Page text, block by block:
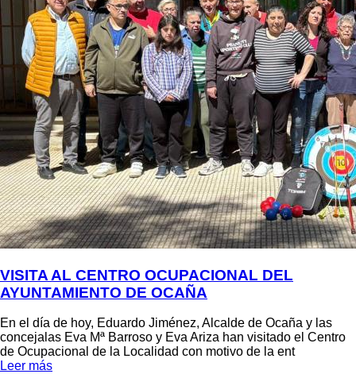
VISITA AL CENTRO OCUPACIONAL DEL
AYUNTAMIENTO DE OCAÑA
En el día de hoy, Eduardo Jiménez, Alcalde de Ocaña y las
concejalas Eva Mª Barroso y Eva Ariza han visitado el Centro
de Ocupacional de la Localidad con motivo de la ent
Leer más